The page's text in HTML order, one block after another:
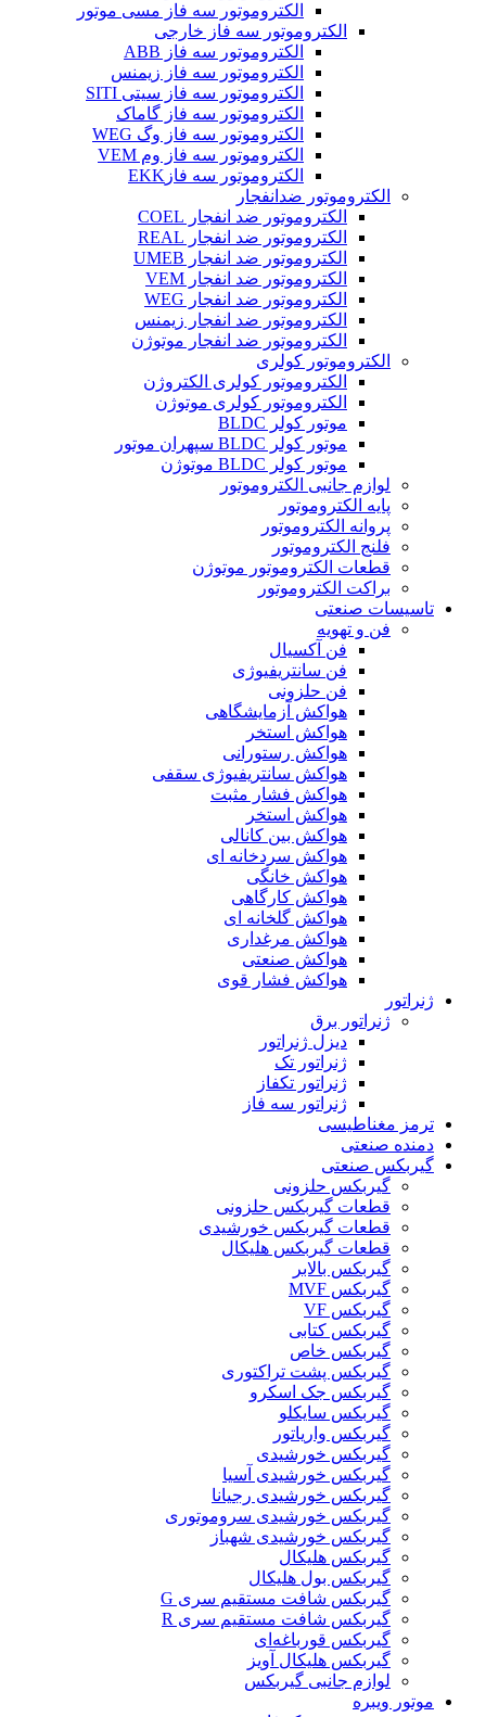
الکتروموتور سه فاز مسی موتور
الکتروموتور سه فاز خارجی
الکتروموتور سه فاز ABB
الکتروموتور سه فاز زیمنس
الکتروموتور سه فاز سیتی SITI
الکتروموتور سه فاز گاماک
الکتروموتور سه فاز وگ WEG
الکتروموتور سه فاز وم VEM
الکتروموتور سه فازEKK
الکتروموتور ضدانفجار
الکتروموتور ضد انفجار COEL
الکتروموتور ضد انفجار REAL
الکتروموتور ضد انفجار UMEB
الکتروموتور ضد انفجار VEM
الکتروموتور ضد انفجار WEG
الکتروموتور ضد انفجار زیمنس
الکتروموتور ضد انفجار موتوژن
الکتروموتور کولری
الکتروموتور کولری الکتروژن
الکتروموتور کولری موتوژن
موتور کولر BLDC
موتور کولر BLDC سپهران موتور
موتور کولر BLDC موتوژن
لوازم جانبی الکتروموتور
پایه الکتروموتور
پروانه الکتروموتور
فلنج الکتروموتور
قطعات الکتروموتور موتوژن
براکت الکتروموتور
تاسیسات صنعتی
فن و تهویه
فن آکسیال
فن سانتریفیوژی
فن حلزونی
هواکش آزمایشگاهی
هواکش استخر
هواکش رستورانی
هواکش سانتریفیوژی سقفی
هواکش فشار مثبت
هواکش استخر
هواکش بین کانالی
هواکش سردخانه ای
هواکش خانگی
هواکش کارگاهی
هواکش گلخانه ای
هواکش مرغداری
هواکش صنعتی
هواکش فشار قوی
ژنراتور
ژنراتور برق
دیزل ژنراتور
ژنراتور تک
ژنراتور تکفاز
ژنراتور سه فاز
ترمز مغناطیسی
دمنده صنعتی
گیربکس صنعتی
گیربکس حلزونی
قطعات گيربکس حلزونی
قطعات گيربکس خورشيدی
قطعات گیربکس هلیکال
گيربکس بالابر
گیربکس MVF
گیربکس VF
گیربکس کتابی
گیربکس خاص
گیربکس پشت تراکتوری
گیربکس جک اسکرو
گیربکس سایکلو
گیربکس واریاتور
گیربکس خورشیدی
گیربکس خورشیدی آسیا
گیربکس خورشیدی رجیانا
گیربکس خورشیدی سروموتوری
گیربکس خورشیدی شهباز
گیربکس هلیکال
گیربکس بول هلیکال
گیربکس شافت مستقیم سری G
گیربکس شافت مستقیم سری R
گیربکس قورباغه‌ای
گیربکس هلیکال آویز
لوازم جانبی گیربکس
موتور ویبره